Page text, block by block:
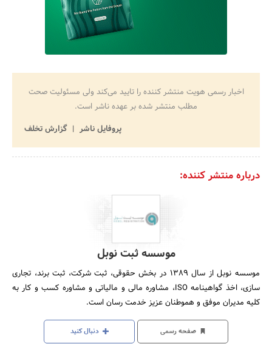
اخبار رسمی هویت منتشر کننده را تایید می‌کند ولی مسئولیت صحت
مطلب منتشر شده بر عهده ناشر است.
پروفایل ناشر
گزارش تخلف
درباره منتشر کننده:
موسسه ثبت نوبل
موسسه نوبل از سال 1389 در بخش حقوقی، ثبت شرکت، ثبت برند، تجاری
سازی، اخذ گواهینامه ISO، مشاوره مالی و مالیاتی و مشاوره کسب و کار به
کلیه مدیران موفق و هموطنان عزیز خدمت رسان است.
صفحه رسمی دنبال کنید